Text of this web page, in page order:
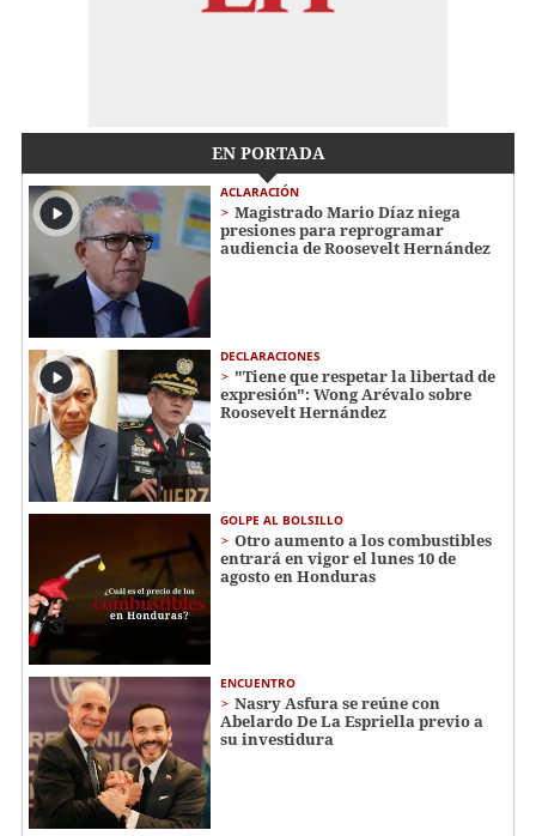
EN PORTADA
ACLARACIÓN
Magistrado Mario Díaz niega
presiones para reprogramar
audiencia de Roosevelt Hernández
DECLARACIONES
"Tiene que respetar la libertad de
expresión": Wong Arévalo sobre
Roosevelt Hernández
GOLPE AL BOLSILLO
Otro aumento a los combustibles
entrará en vigor el lunes 10 de
agosto en Honduras
ENCUENTRO
Nasry Asfura se reúne con
Abelardo De La Espriella previo a
su investidura